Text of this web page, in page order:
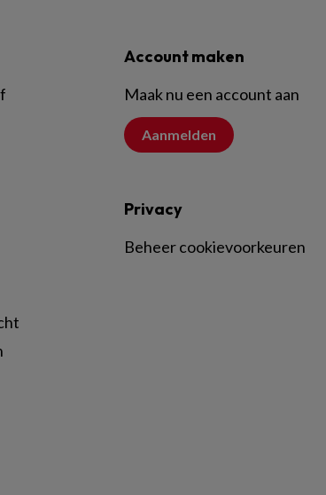
Account maken
Maak nu een account aan
Aanmelden
Privacy
Beheer cookievoorkeuren